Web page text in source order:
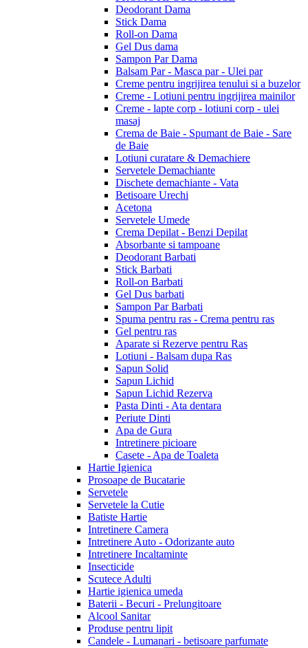
Deodorant Dama
Stick Dama
Roll-on Dama
Gel Dus dama
Sampon Par Dama
Balsam Par - Masca par - Ulei par
Creme pentru ingrijirea tenului si a buzelor
Creme - Lotiuni pentru ingrijirea mainilor
Creme - lapte corp - lotiuni corp - ulei
masaj
Crema de Baie - Spumant de Baie - Sare
de Baie
Lotiuni curatare & Demachiere
Servetele Demachiante
Dischete demachiante - Vata
Betisoare Urechi
Acetona
Servetele Umede
Crema Depilat - Benzi Depilat
Absorbante si tampoane
Deodorant Barbati
Stick Barbati
Roll-on Barbati
Gel Dus barbati
Sampon Par Barbati
Spuma pentru ras - Crema pentru ras
Gel pentru ras
Aparate si Rezerve pentru Ras
Lotiuni - Balsam dupa Ras
Sapun Solid
Sapun Lichid
Sapun Lichid Rezerva
Pasta Dinti - Ata dentara
Periute Dinti
Apa de Gura
Intretinere picioare
Casete - Apa de Toaleta
Hartie Igienica
Prosoape de Bucatarie
Servetele
Servetele la Cutie
Batiste Hartie
Intretinere Camera
Intretinere Auto - Odorizante auto
Intretinere Incaltaminte
Insecticide
Scutece Adulti
Hartie igienica umeda
Baterii - Becuri - Prelungitoare
Alcool Sanitar
Produse pentru lipit
Candele - Lumanari - betisoare parfumate